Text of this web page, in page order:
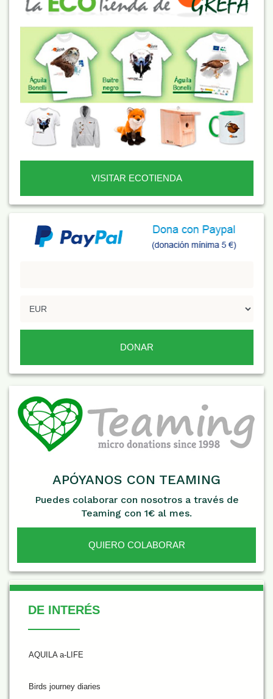
VISITAR ECOTIENDA
APÓYANOS CON TEAMING
Puedes colaborar con nosotros a través de
Teaming con 1€ al mes.
QUIERO COLABORAR
De Interés
DE INTERÉS
AQUILA a-LIFE
Birds journey diaries